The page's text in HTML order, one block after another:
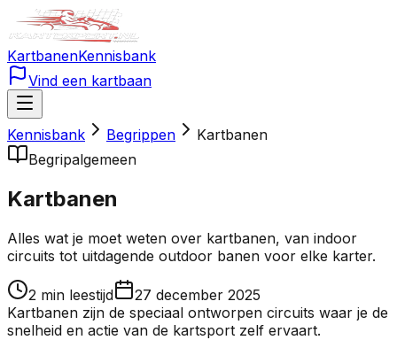
KartbanenKennisbank
Vind een kartbaan
Kennisbank Begrippen
Kartbanen
Begripalgemeen
Kartbanen
Alles wat je moet weten over kartbanen, van indoor
circuits tot uitdagende outdoor banen voor elke karter.
2 min leestijd
27 december 2025
Kartbanen zijn de speciaal ontworpen circuits waar je de
snelheid en actie van de kartsport zelf ervaart.